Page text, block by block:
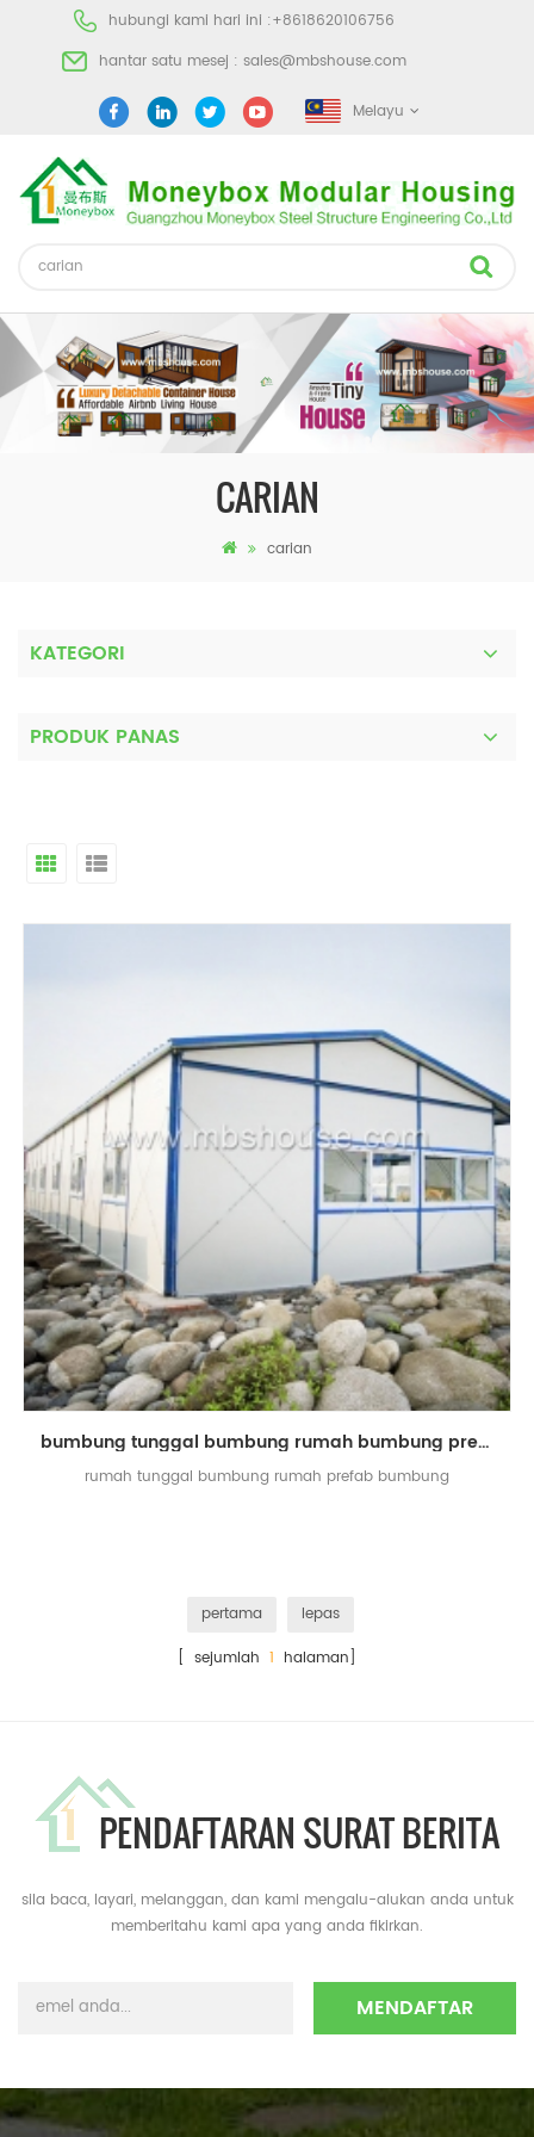
hubungi kami hari ini :+8618620106756
hantar satu mesej : sales@mbshouse.com
Melayu
CARIAN
carian
KATEGORI
PRODUK PANAS
bumbung tunggal bumbung rumah bumbung prefab rumah bumbung rumah prefabrikasi
rumah tunggal bumbung rumah prefab bumbung
pertama
lepas
[ sejumlah 1 halaman]
PENDAFTARAN SURAT BERITA
sila baca, layari, melanggan, dan kami mengalu-alukan anda untuk
memberitahu kami apa yang anda fikirkan.